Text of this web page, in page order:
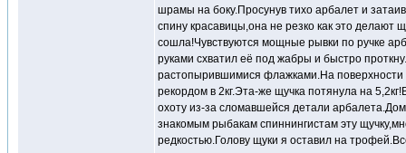
шрамы на боку.Просунув тихо арбалет и
спину красавицы,она не резко как это делают
сошла!Чувствуются мощные рывки по ручке
руками схватил её под жабры и быстро
растопырившимися флажками.На
рекордом в 2кг.Эта-же щучка потянула на
охоту из-за сломавшейся детали
знакомым рыбакам спиннингистам эту
редкостью.Голову щуки я оставил на